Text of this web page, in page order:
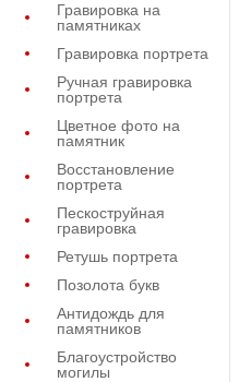
Гравировка на
памятниках
Гравировка портрета
Ручная гравировка
портрета
Цветное фото на
памятник
Восстановление
портрета
Пескоструйная
гравировка
Ретушь портрета
Позолота букв
Антидождь для
памятников
Благоустройство
могилы